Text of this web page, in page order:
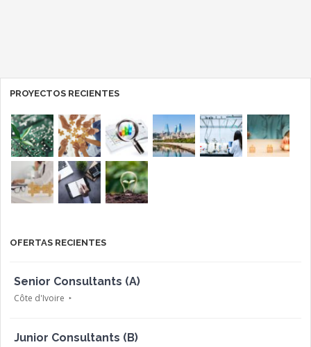
PROYECTOS RECIENTES
OFERTAS RECIENTES
Senior Consultants (A)
Côte d'Ivoire
Junior Consultants (B)